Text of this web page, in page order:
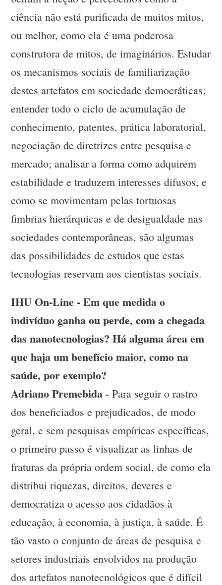
ciência não está purificada de muitos mitos,
ou melhor, como ela é uma poderosa
construtora de mitos, de imaginários. Estudar
os mecanismos sociais de familiarização
destes artefatos em sociedade democráticas;
entender todo o ciclo de acumulação de
conhecimento, patentes, prática laboratorial,
negociação de diretrizes entre pesquisa e
mercado; analisar a forma como adquirem
estabilidade e traduzem interesses difusos, e
como se movimentam pelas tortuosas
fimbrias hierárquicas e de desigualdade nas
sociedades contemporâneas, são algumas
das possibilidades de estudos que estas
tecnologias reservam aos cientistas sociais.
IHU On-Line - Em que medida o
indivíduo ganha ou perde, com a chegada
das nanotecnologias? Há alguma área em
que haja um benefício maior, como na
saúde, por exemplo?
Adriano Premebida - Para seguir o rastro
dos beneficiados e prejudicados, de modo
geral, e sem pesquisas empíricas específicas,
o primeiro passo é visualizar as linhas de
fraturas da própria ordem social, de como ela
distribui riquezas, direitos, deveres e
democratiza o acesso aos cidadãos à
educação, à economia, à justiça, à saúde. É
tão vasto o conjunto de áreas de pesquisa e
setores industriais envolvidos na produção
dos artefatos nanotecnológicos que é difícil